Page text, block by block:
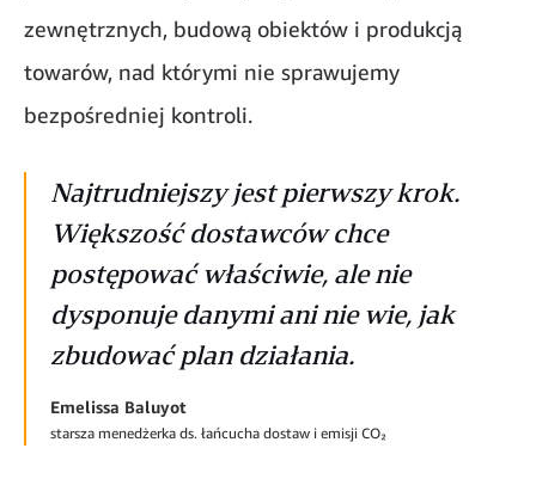
zewnętrznych, budową obiektów i produkcją
towarów, nad którymi nie sprawujemy
bezpośredniej kontroli.
Najtrudniejszy jest pierwszy krok.
Większość dostawców chce
postępować właściwie, ale nie
dysponuje danymi ani nie wie, jak
zbudować plan działania.
Emelissa Baluyot
starsza menedżerka ds. łańcucha dostaw i emisji CO₂